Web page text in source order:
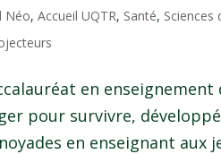
Néo,Accueil UQTR, Santé, Sciences
en enseignement
pour survivre,
en enseignant aux